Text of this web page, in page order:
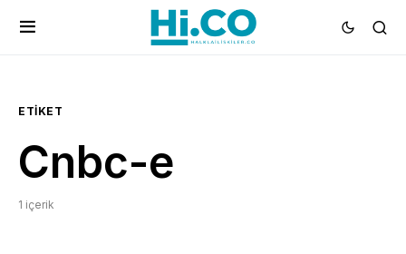
ETIKET
Cnbc-e
1 içerik